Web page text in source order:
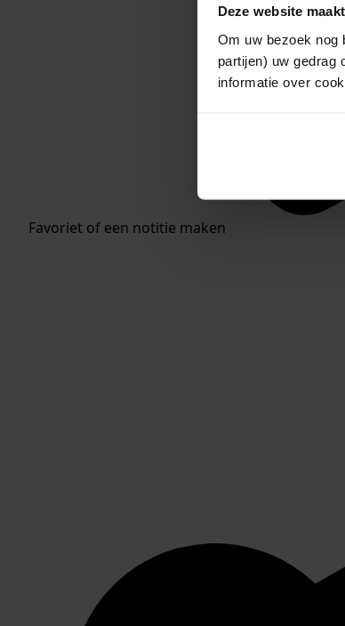
Deze website
Om uw bezoek nog
partijen) uw gedrag
informatie over
Favoriet of een notitie maken